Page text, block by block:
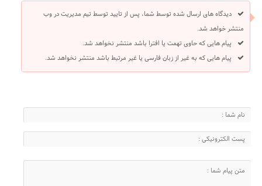
دیدگاه های ارسال شده توسط شما، پس از تایید توسط تیم مدیریت در وب
منتشر خواهد شد.
پیام هایی که حاوی تهمت یا افترا باشد منتشر نخواهد شد.
پیام هایی که به غیر از زبان فارسی یا غیر مرتبط باشد منتشر نخواهد شد.